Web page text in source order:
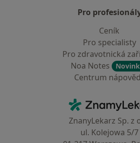
Pro
Ceník
Pro specialisty
Pro zdravotnická
Noa Notes
Centrum
ZnanyLekarz Sp. z
ul. Kolejowa 5/7